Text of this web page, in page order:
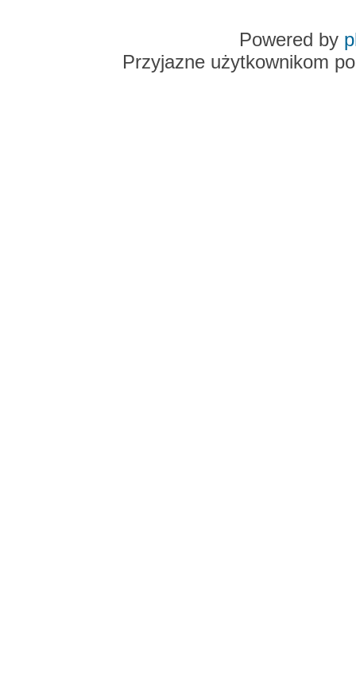
Powered by
Przyjazne użytkownikom